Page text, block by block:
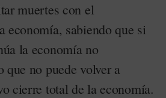
muertes con el
economía, sabiendo que si
la economía no
que no puede volver a
cierre total de la economía.